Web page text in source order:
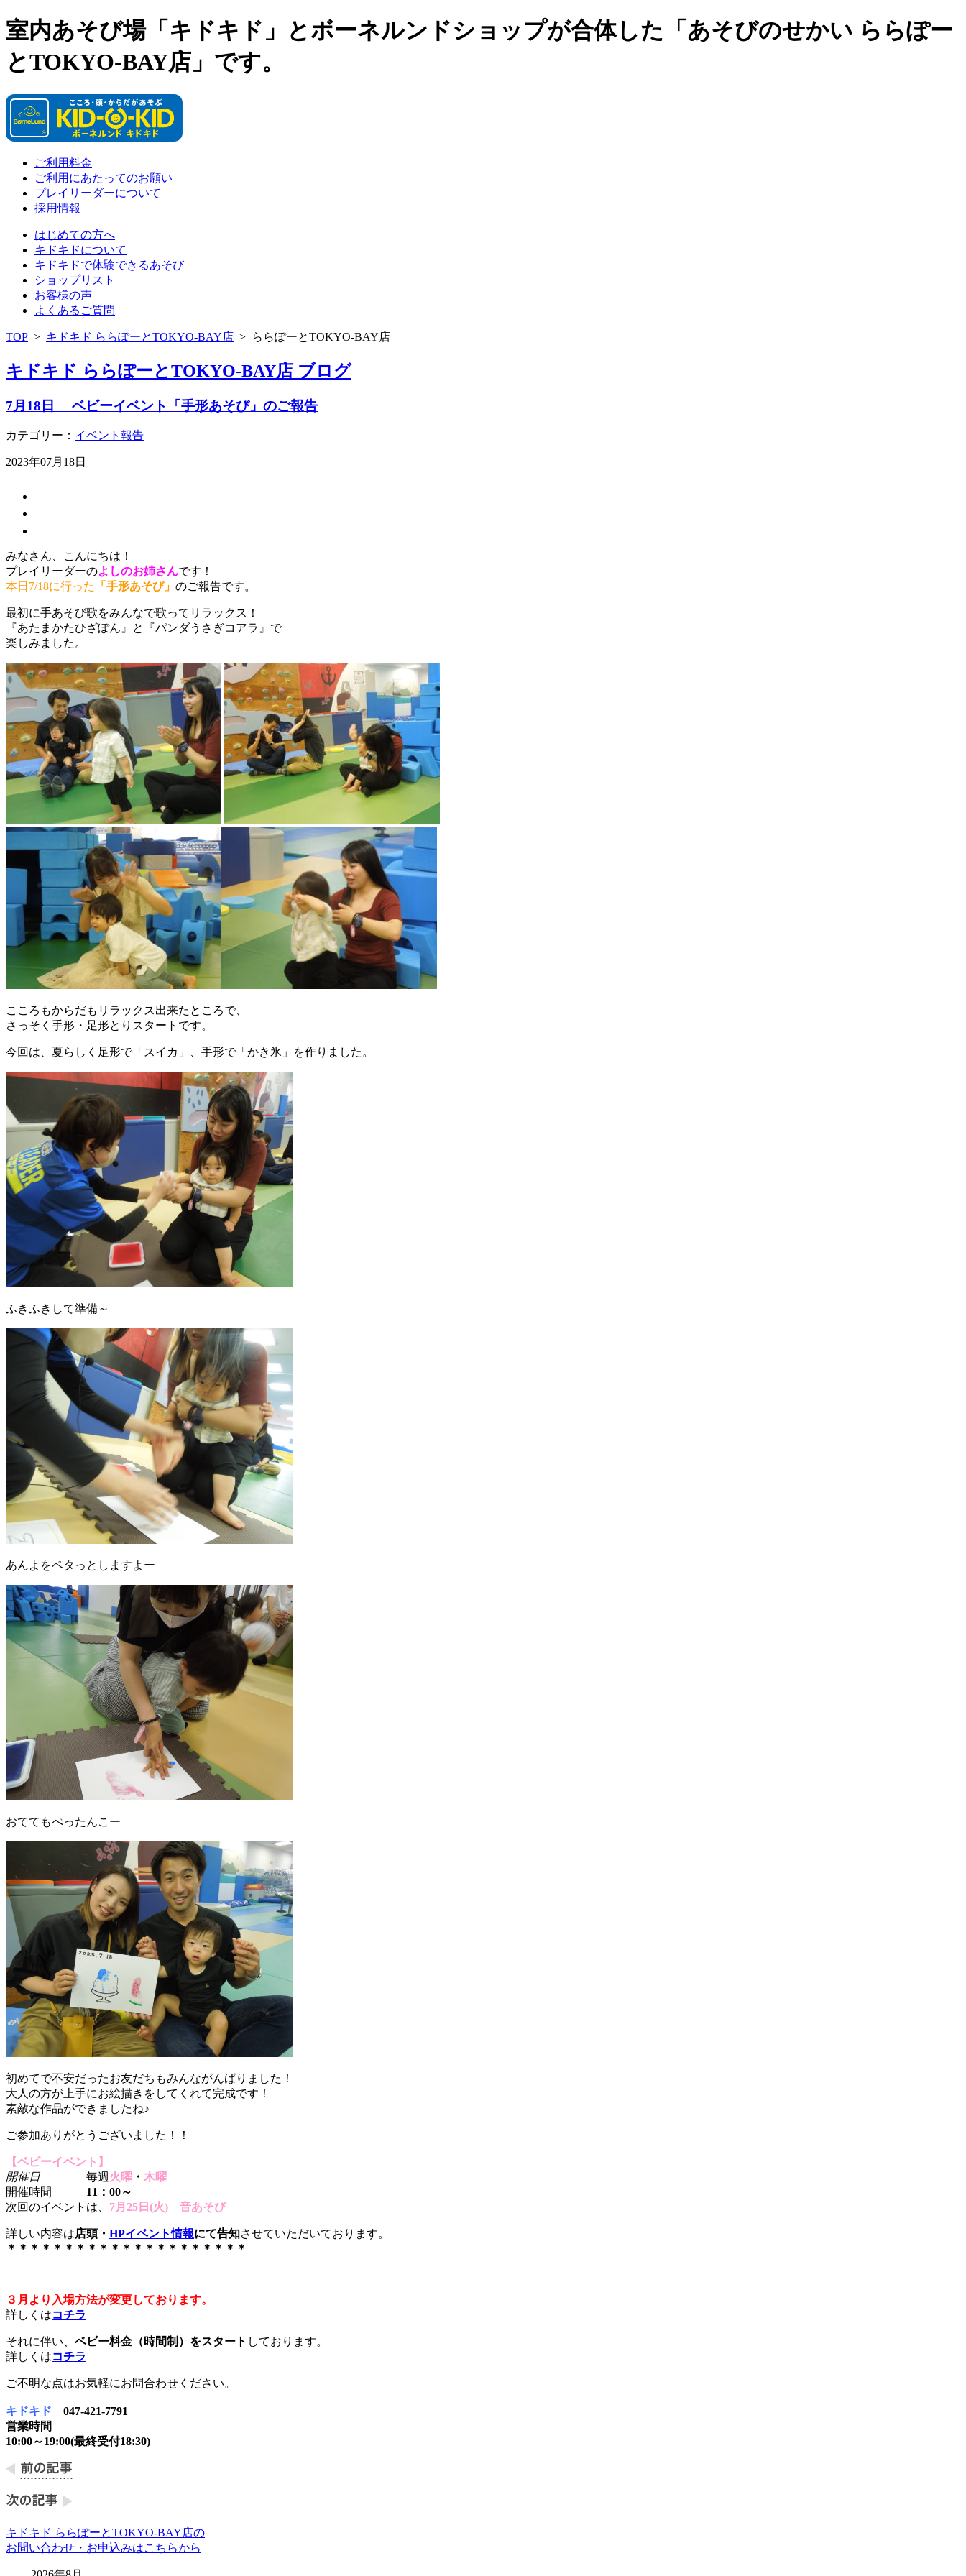
室内あそび場「キドキド」とボーネルンドショップが合体した「あそびのせかい ららぽー
とTOKYO-BAY店」です。
ご利用料金
ご利用にあたってのお願い
プレイリーダーについて
採用情報
はじめての方へ
キドキドについて
キドキドで体験できるあそび
ショップリスト
お客様の声
よくあるご質問
TOP > キドキド ららぽーとTOKYO-BAY店 > ららぽーとTOKYO-BAY店
キドキド ららぽーとTOKYO-BAY店 ブログ
7月18日 ベビーイベント「手形あそび」のご報告
カテゴリー： イベント報告
2023年07月18日
みなさん、こんにちは！
プレイリーダーのよしのお姉さんです！
本日7/18に行った
「手形あそび」 のご報告です。
最初に手あそび歌をみんなで歌ってリラックス！
『あたまかたひざぽん』と『パンダうさぎコアラ』で
楽しみました。
こころもからだもリラックス出来たところで、
さっそく手形・足形とりスタートです。
今回は、夏らしく足形で「スイカ」、手形で「かき氷」を作りました。
ふきふきして準備～
あんよをペタっとしますよー
おててもぺったんこー
初めてで不安だったお友だちもみんながんばりました！
大人の方が上手にお絵描きをしてくれて完成です！
素敵な作品ができましたね♪
ご参加ありがとうございました！！
【ベビーイベント】
開催日 毎週火曜 ・ 木曜
開催時間 11：00～
次回のイベントは、 7月25 日(火) 音あそび
詳しい内容は店頭・ HPイベント情報にて告知させていただいております。
＊＊＊＊＊＊＊＊＊＊＊＊＊＊＊＊＊＊＊＊＊
３月より入場方法が変更しております。
詳しくはコチラ
それに伴い、 ベビー料金（時間制）をスタート しております。
詳しくはコチラ
ご不明な点はお気軽にお問合わせください。
キドキド
047-421-7791
営業時間
10:00～19:00(最終受付18:30)
キドキド ららぽーとTOKYO-BAY店の
お問い合わせ・お申込みはこちらから